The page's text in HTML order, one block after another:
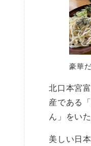
豪華
北口本宮
産である
ん」をい
美しい日